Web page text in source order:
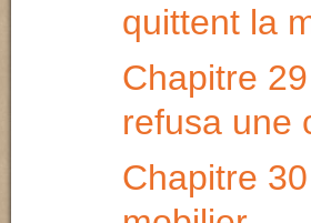
quittent la
Chapitre
refusa une
Chapitre